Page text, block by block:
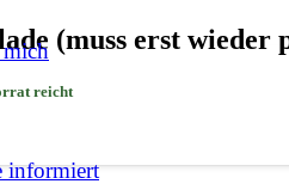
infor­miert
(muss erst wie­der
reicht